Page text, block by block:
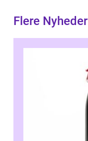
Flere Nyheder